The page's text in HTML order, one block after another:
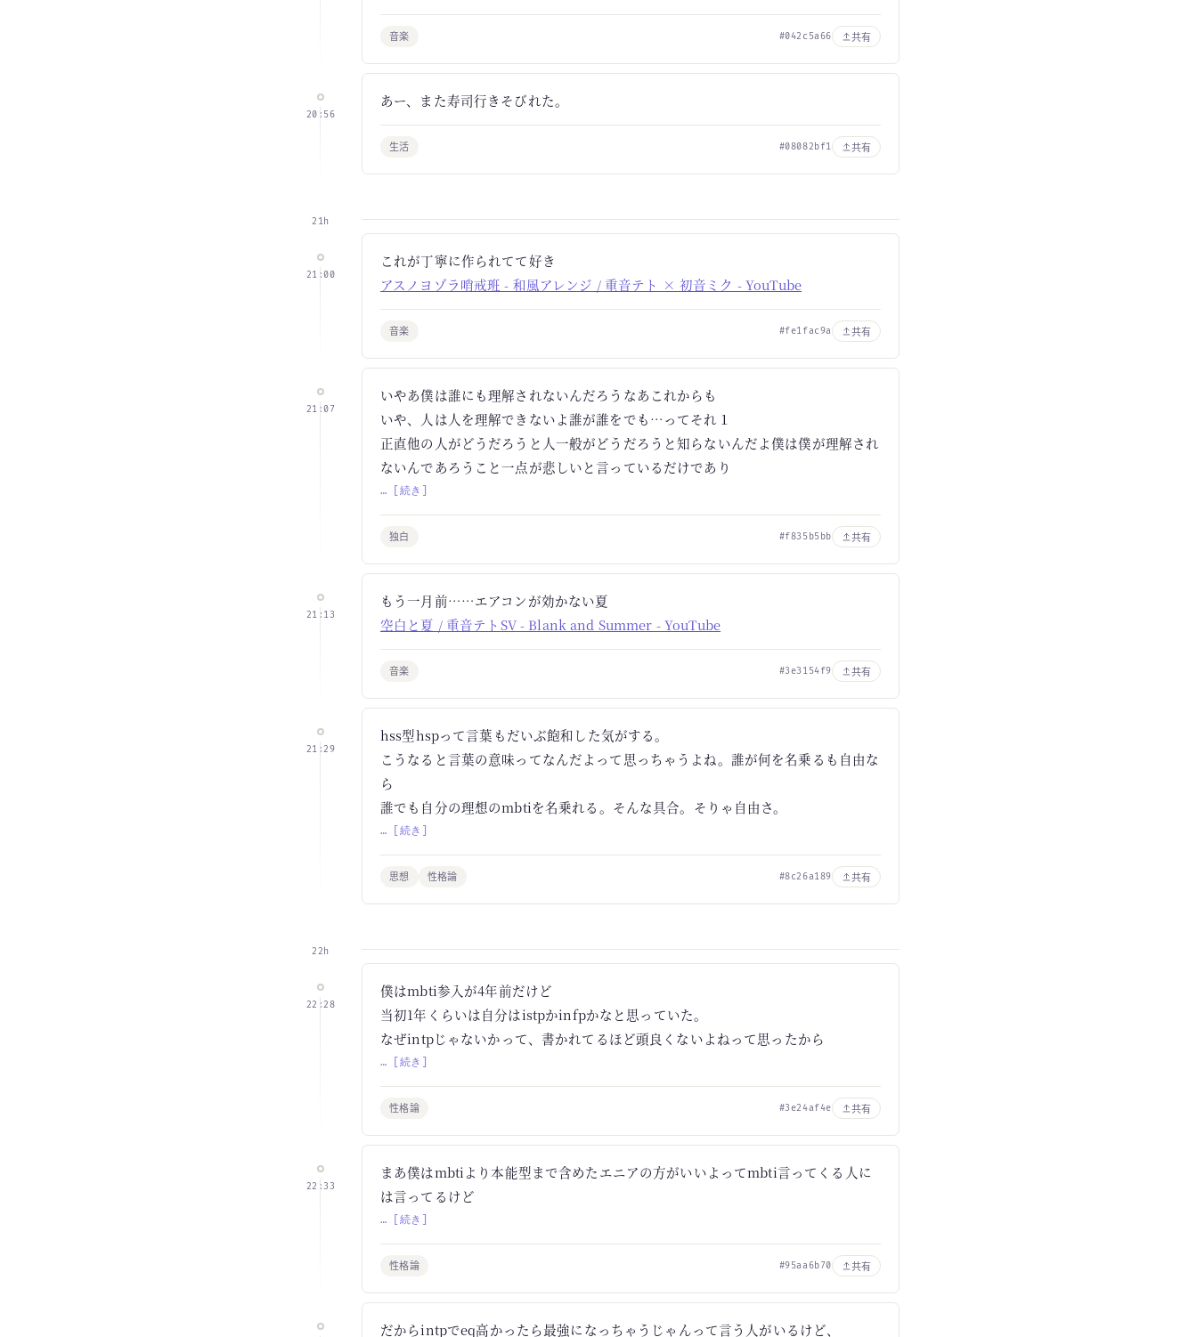
音楽 #042c5a66 共有
20:56
あー、また寿司行きそびれた。
生活 #08082bf1 共有
21h
21:00
これが丁寧に作られてて好き
アスノヨゾラ哨戒班 - 和風アレンジ / 重音テト × 初音ミク - YouTube
音楽 #fe1fac9a 共有
21:07
いやあ僕は誰にも理解されないんだろうなあこれからも
いや、人は人を理解できないよ誰が誰をでも…ってそれ１
正直他の人がどうだろうと人一般がどうだろうと知らないんだよ僕は僕が理解され
ないんであろうこと一点が悲しいと言っているだけであり
… [続き]
独白 #f835b5bb 共有
21:13
もう一月前……エアコンが効かない夏
空白と夏 / 重音テトSV - Blank and Summer - YouTube
音楽 #3e3154f9 共有
21:29
hss型hspって言葉もだいぶ飽和した気がする。
こうなると言葉の意味ってなんだよって思っちゃうよね。誰が何を名乗るも自由な
ら
誰でも自分の理想のmbtiを名乗れる。そんな具合。そりゃ自由さ。
… [続き]
思想 性格論 #8c26a189 共有
22h
22:28
僕はmbti参入が4年前だけど
当初1年くらいは自分はistpかinfpかなと思っていた。
なぜintpじゃないかって、書かれてるほど頭良くないよねって思ったから
… [続き]
性格論 #3e24af4e 共有
22:33
まあ僕はmbtiより本能型まで含めたエニアの方がいいよってmbti言ってくる人に
は言ってるけど
… [続き]
性格論 #95aa6b70 共有
だからintpでeq高かったら最強になっちゃうじゃんって言う人がいるけど、